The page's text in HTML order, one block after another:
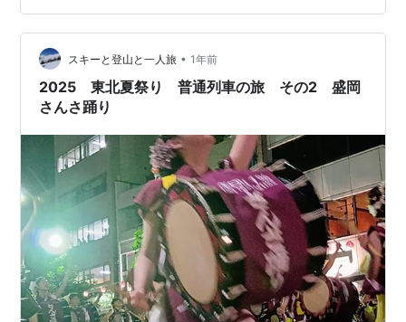
調整できるのは、本当にありがたい。そろそろ新幹線の
発車時間、ホームに向かう。 新幹線はやぶさ、カッコい
い！気分が上がってくる。列車は全車両満席とのこと。
軽食は和食を注文。酒の肴に丁度良い。車内では27,…
スキーと登山と一人旅 • 1年前
2025 東北夏祭り 普通列車の旅 その2 盛岡
さんさ踊り